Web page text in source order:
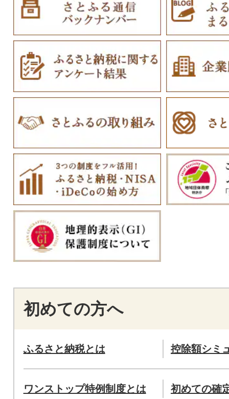
初めての方へ
ふるさと納税とは 控除額シミ
ワンストップ特例制度とは 初めての確